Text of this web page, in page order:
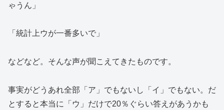
ゃうん」
「統計上ウが一番多いで」
などなど。そんな声が聞こえてきたものです。
事実がどうあれ全部「ア」でもないし「イ」でもない。だ
とすると本当に「ウ」だけで20％ぐらい答えがあうかも